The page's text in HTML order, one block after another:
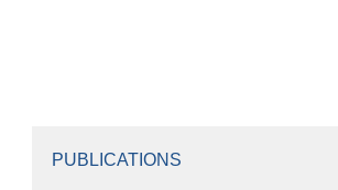
PUBLICATIONS